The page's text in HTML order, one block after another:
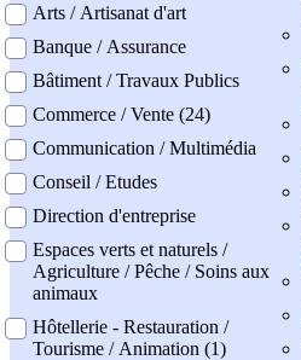
Arts / Artisanat d'art
Banque / Assurance
Bâtiment / Travaux Publics
Commerce / Vente (24)
Communication / Multimédia
Conseil / Etudes
Direction d'entreprise
Espaces verts et naturels /
Agriculture / Pêche / Soins aux
animaux
Hôtellerie - Restauration /
Tourisme / Animation (1)